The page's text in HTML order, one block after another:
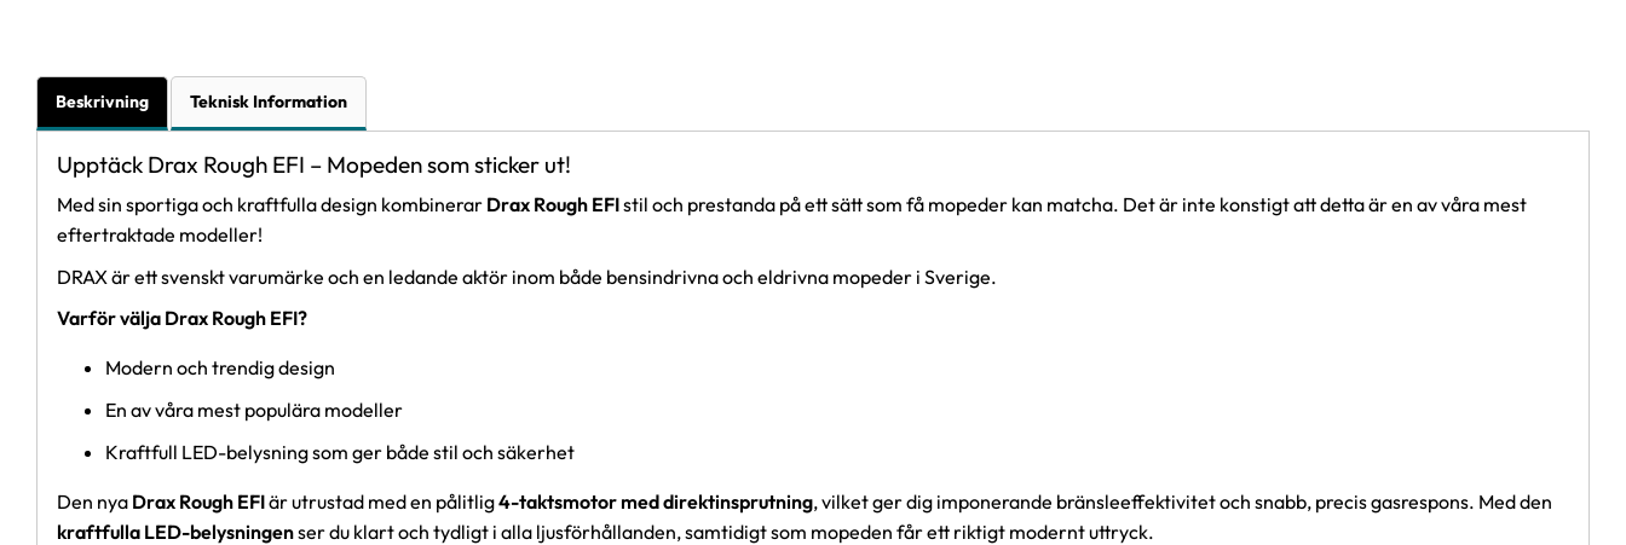
Beskrivning Teknisk Information
Upptäck Drax Rough EFI – Mopeden som sticker ut!
Med sin sportiga och kraftfulla design kombinerar Drax Rough EFIstil och prestanda på ett sätt som få mopeder kan matcha. Det är inte konstigt att detta är en av våra mest
eftertraktade modeller!
DRAX är ett svenskt varumärke och en ledande aktör inom både bensindrivna och eldrivna mopeder i Sverige.
Varför välja Drax Rough EFI?
Modern och trendig design
En av våra mest populära modeller
Kraftfull LED-belysning som ger både stil och säkerhet
Den nya Drax Rough EFIär utrustad med en pålitlig4-taktsmotor med direktinsprutning, vilket ger dig imponerande bränsleeffektivitet och snabb, precis gasrespons. Med den
kraftfulla LED-belysningenser du klart och tydligt i alla ljusförhållanden, samtidigt som mopeden får ett riktigt modernt uttryck.